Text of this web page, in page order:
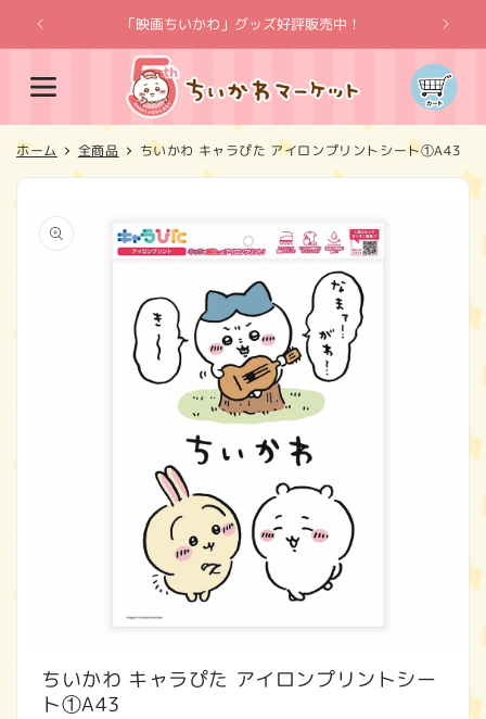
ンツに
進む
「映画ちいかわ」グッズ好評販売中！
カ
ー
ト
ホーム 全商品 ちいかわ キャラぴた アイロンプリントシート①A43
報にス
キップ
ちいかわ キャラぴた アイロンプリントシー
ト①A43